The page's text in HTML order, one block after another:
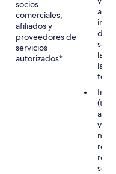
socios
comerciales,
afiliados y
proveedores de
servicios
autorizados*
la